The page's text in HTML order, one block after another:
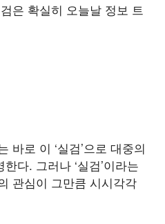
은 확실히 오늘날 정보 트
바로 이 ‘실검’으로 대중의
다. 그러나 ‘실검’이라는
관심이 그만큼 시시각각